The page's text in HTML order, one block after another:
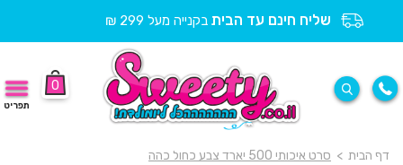
שליח חינם עד הבית בקנייה מעל 299 ₪
0
תפריט
דף הבית > סרט איכותי 500 יארד צבע כחול כהה